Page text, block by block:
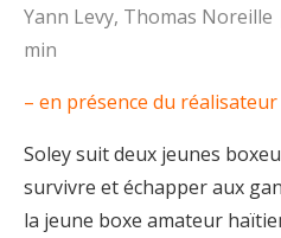
Yann Levy, Thomas
min
– en présence du réalisateur
Soley suit deux jeunes
survivre et échapper aux
la jeune boxe amateur